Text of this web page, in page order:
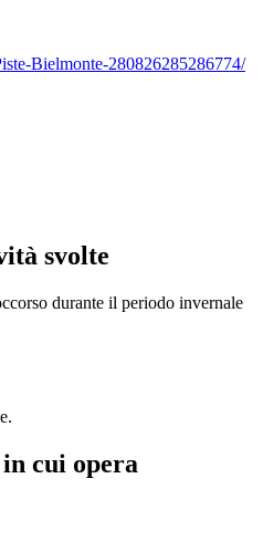
Bielmonte-280826285286774/
svolte
durante il periodo invernale
cui opera